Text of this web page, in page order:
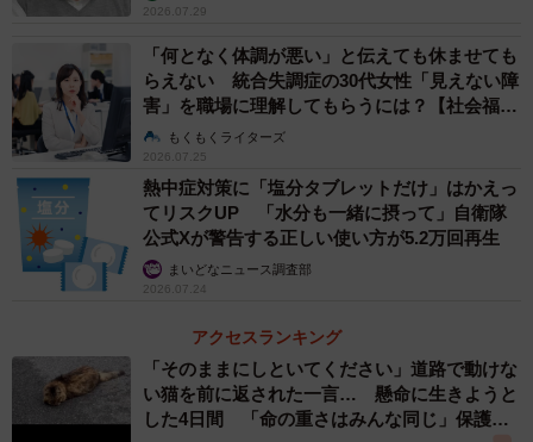
2026.07.29
「何となく体調が悪い」と伝えても休ませても
らえない 統合失調症の30代女性「見えない障
害」を職場に理解してもらうには？【社会福祉
士が解説】
もくもくライターズ
2026.07.25
熱中症対策に「塩分タブレットだけ」はかえっ
てリスクUP 「水分も一緒に摂って」自衛隊
公式Xが警告する正しい使い方が5.2万回再生
まいどなニュース調査部
2026.07.24
アクセスランキング
「そのままにしといてください」道路で動けな
い猫を前に返された一言… 懸命に生きようと
した4日間 「命の重さはみんな同じ」保護団